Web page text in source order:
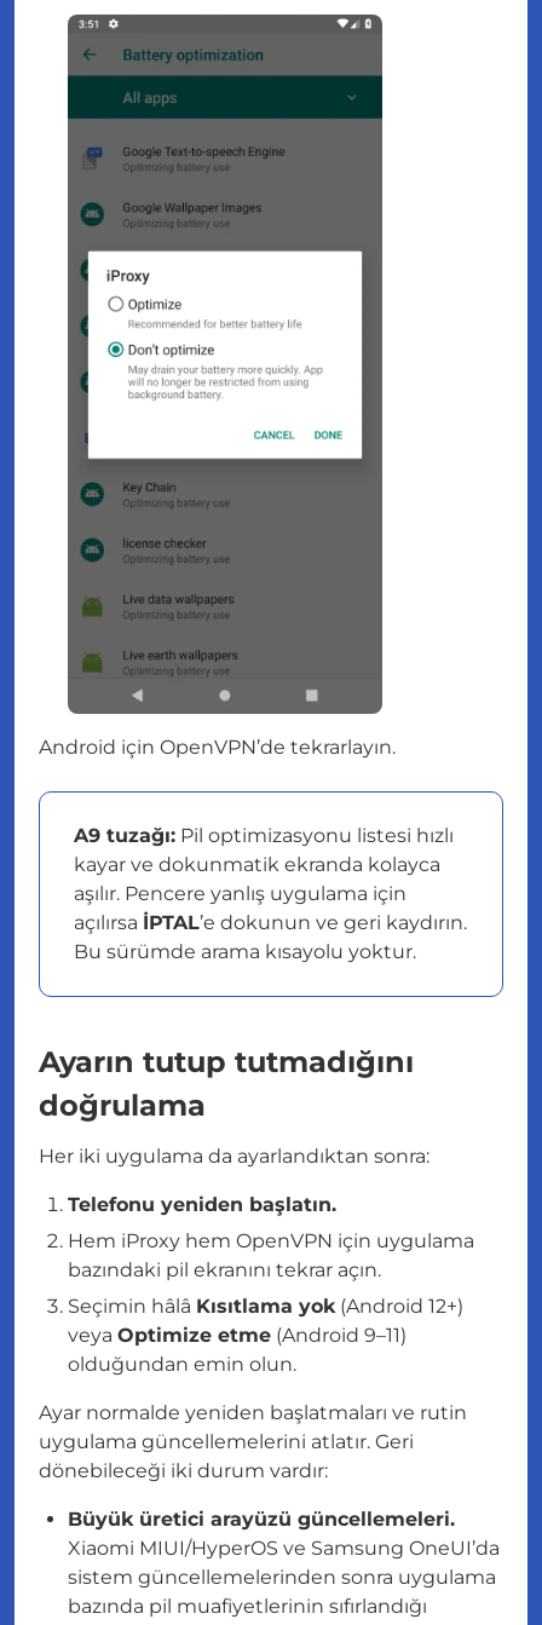
Android için OpenVPN’de tekrarlayın.
A9 tuzağı: Pil optimizasyonu listesi hızlı
kayar ve dokunmatik ekranda kolayca
aşılır. Pencere yanlış uygulama için
açılırsa İPTAL’e dokunun ve geri kaydırın.
Bu sürümde arama kısayolu yoktur.
Ayarın tutup tutmadığını
doğrulama
Her iki uygulama da ayarlandıktan sonra:
Telefonu yeniden başlatın.
Hem iProxy hem OpenVPN için uygulama
bazındaki pil ekranını tekrar açın.
Seçimin hâlâ Kısıtlama yok(Android 12+)
veya Optimize etme (Android 9–11)
olduğundan emin olun.
Ayar normalde yeniden başlatmaları ve rutin
uygulama güncellemelerini atlatır. Geri
dönebileceği iki durum vardır:
Büyük üretici arayüzü güncellemeleri.
Xiaomi MIUI/HyperOS ve Samsung OneUI’da
sistem güncellemelerinden sonra uygulama
bazında pil muafiyetlerinin sıfırlandığı